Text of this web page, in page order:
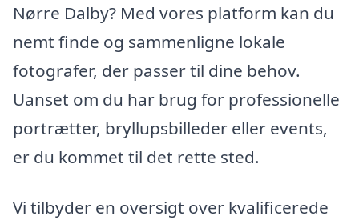
Nørre Dalby? Med vores platform kan du
nemt finde og sammenligne lokale
fotografer, der passer til dine behov.
Uanset om du har brug for professionelle
portrætter, bryllupsbilleder eller events,
er du kommet til det rette sted.
Vi tilbyder en oversigt over kvalificerede